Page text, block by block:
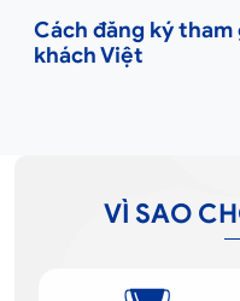
Cách đăng ký tham
khách Việt
VÌ SAO